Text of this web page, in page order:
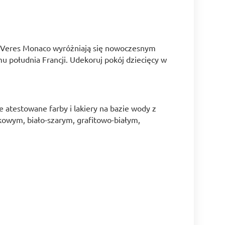
Monaco wyróżniają się nowoczesnym
południa Francji. Udekoruj pokój dziecięcy w
atestowane farby i lakiery na bazie wody z
biało-szarym, grafitowo-białym,